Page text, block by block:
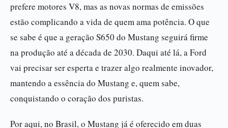
prefere motores V8, mas as novas normas de emissões
estão complicando a vida de quem ama potência. O que
se sabe é que a geração S650 do Mustang seguirá firme
na produção até a década de 2030. Daqui até lá, a Ford
vai precisar ser esperta e trazer algo realmente inovador,
mantendo a essência do Mustang e, quem sabe,
conquistando o coração dos puristas.
Por aqui, no Brasil, o Mustang já é oferecido em duas